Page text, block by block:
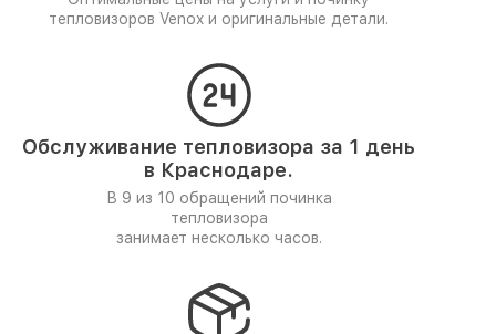
тепловизоров Venox и оригинальные детали.
Обслуживание тепловизора за 1 день
в Краснодаре.
В 9 из 10 обращений починка
тепловизора
занимает несколько часов.